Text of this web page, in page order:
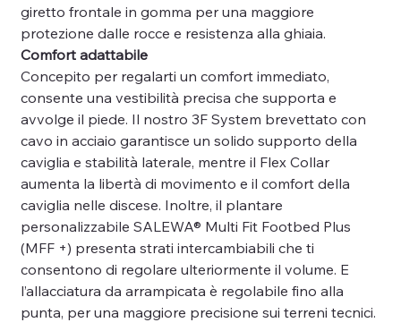
giretto frontale in gomma per una maggiore
protezione dalle rocce e resistenza alla ghiaia.
Comfort adattabile
Concepito per regalarti un comfort immediato,
consente una vestibilità precisa che supporta e
avvolge il piede. Il nostro 3F System brevettato con
cavo in acciaio garantisce un solido supporto della
caviglia e stabilità laterale, mentre il Flex Collar
aumenta la libertà di movimento e il comfort della
caviglia nelle discese. Inoltre, il plantare
personalizzabile SALEWA® Multi Fit Footbed Plus
(MFF +) presenta strati intercambiabili che ti
consentono di regolare ulteriormente il volume. E
l’allacciatura da arrampicata è regolabile fino alla
punta, per una maggiore precisione sui terreni tecnici.